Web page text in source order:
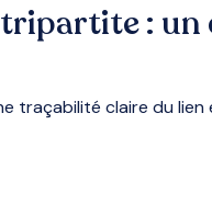
:
traçabilité claire du lien